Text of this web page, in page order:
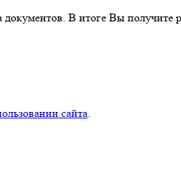
В итоге Вы получите
сайта.